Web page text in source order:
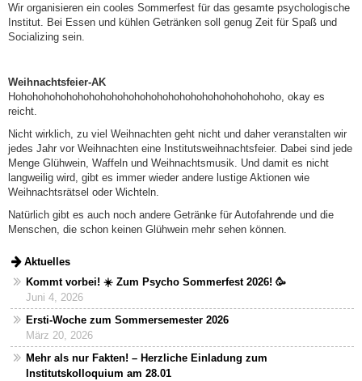
Wir organisieren ein cooles Sommerfest für das gesamte psychologische
Institut. Bei Essen und kühlen Getränken soll genug Zeit für Spaß und
Socializing sein.
Weihnachtsfeier-AK
Hohohohohohohohohohohohohohohohohohohohohohohoho, okay es
reicht.
Nicht wirklich, zu viel Weihnachten geht nicht und daher veranstalten wir
jedes Jahr vor Weihnachten eine Institutsweihnachtsfeier. Dabei sind jede
Menge Glühwein, Waffeln und Weihnachtsmusik. Und damit es nicht
langweilig wird, gibt es immer wieder andere lustige Aktionen wie
Weihnachtsrätsel oder Wichteln.
Natürlich gibt es auch noch andere Getränke für Autofahrende und die
Menschen, die schon keinen Glühwein mehr sehen können.
Aktuelles
Kommt vorbei! ☀️ Zum Psycho Sommerfest 2026! 🥳
Juni 4, 2026
Ersti-Woche zum Sommersemester 2026
März 20, 2026
Mehr als nur Fakten! – Herzliche Einladung zum
Institutskolloquium am 28.01